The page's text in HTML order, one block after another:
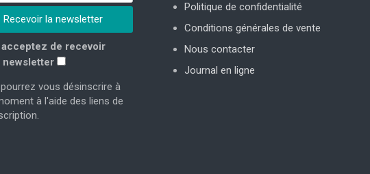
de recevoir
newsletter
vous désinscrire à
à l'aide des liens de
Politique de confidentialité
Conditions générales de vente
Nous contacter
Journal en ligne